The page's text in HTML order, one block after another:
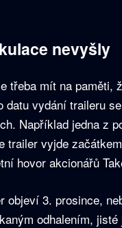
nevyšly
třeba mít na paměti,
datu vydání traileru
Například jedna z
trailer vyjde
hovor akcionářů
objeví 3. prosince,
odhalením,